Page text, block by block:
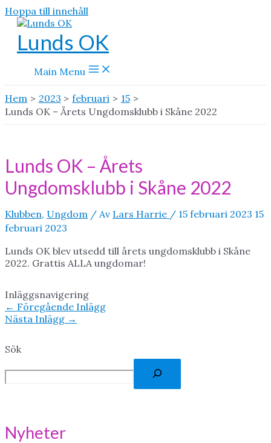
Hoppa till innehåll
Lunds OK
Main Menu
Hem 2023 februari
15
Lunds OK – Årets Ungdomsklubb i Skåne 2022
Lunds OK – Årets
Ungdomsklubb i Skåne 2022
Klubben, Ungdom / Av Lars Harrie / 15 februari 2023 15
februari 2023
Lunds OK blev utsedd till årets ungdomsklubb i Skåne
2022. Grattis ALLA ungdomar!
Inläggsnavigering
← Föregående Inlägg
Nästa Inlägg →
Sök
Nyheter